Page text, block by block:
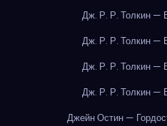
Дж. Р. Р. Толкин —
Дж. Р. Р. Толкин —
Дж. Р. Р. Толкин —
Дж. Р. Р. Толкин —
Джейн Остин —